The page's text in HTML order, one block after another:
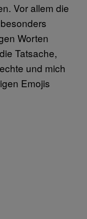
Vor allem die
Worten
Tatsache,
und mich
Emojis